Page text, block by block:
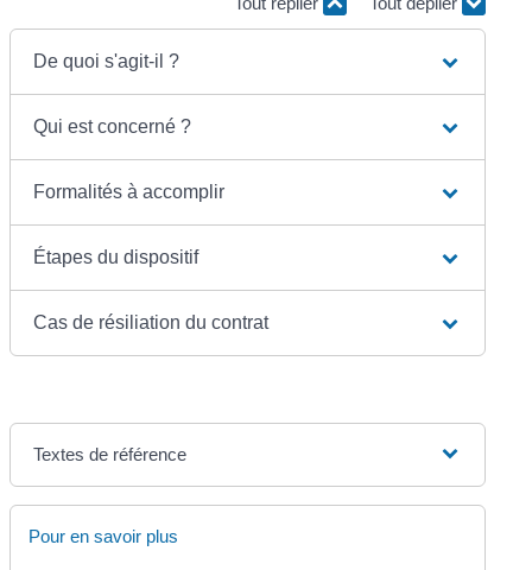
De quoi s'agit-il ?
Qui est concerné ?
Formalités à accomplir
Étapes du dispositif
Cas de résiliation du contrat
Textes de référence
Pour en savoir plus